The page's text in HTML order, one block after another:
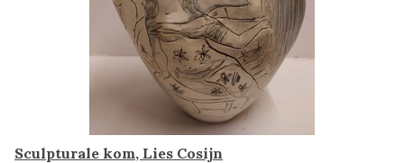
Sculpturale kom, Lies Cosijn